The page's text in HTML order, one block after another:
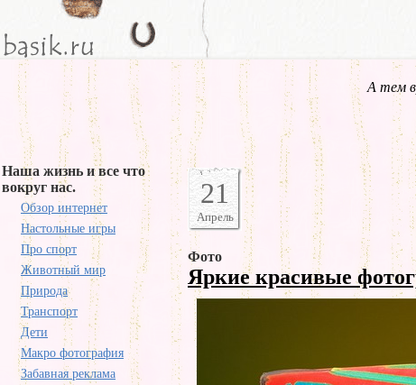
А тем
Наша жизнь и все что
вокруг нас.
Обзор интернет
Настольные игры
Про спорт
Животный мир
Природа
Транспорт
Дети
Макро фотография
Забавная реклама
21
Апрель
Фото
Яркие красивые